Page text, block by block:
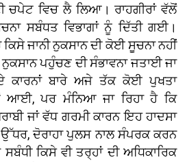
ਵਿਚ ਲੈ ਲਿਆ। ਰਾਹਗੀਰਾਂ ਵੱਲੋਂ
ਸਬੰਧਤ ਵਿਭਾਗਾਂ ਨੂੰ ਦਿੱਤੀ ਗਈ।
ਜਾਨੀ ਨੁਕਸਾਨ ਦੀ ਕੋਈ ਸੂਚਨਾ ਨਹੀਂ
ਪਹੁੰਚਣ ਦੀ ਸੰਭਾਵਨਾ ਜਤਾਈ ਜਾ
ਬਾਰੇ ਅਜੇ ਤੱਕ ਕੋਈ ਪੁਖਤਾ
ਆਈ, ਪਰ ਮੰਨਿਆ ਜਾ ਰਿਹਾ ਹੈ ਕਿ
ਜਾਂ ਵੱਧ ਗਰਮੀ ਕਾਰਨ ਇਹ ਹਾਦਸਾ
ਦੋਰਾਹਾ ਪੁਲਸ ਨਾਲ ਸੰਪਰਕ ਕਰਨ
ਕਿਸੇ ਵੀ ਤਰ੍ਹਾਂ ਦੀ ਅਧਿਕਾਰਿਕ